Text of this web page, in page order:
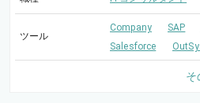
ツール
Company SAP
Salesforce
そ